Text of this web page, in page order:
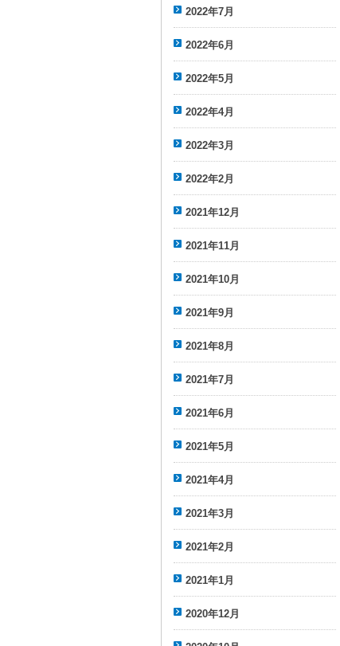
2022年7月
2022年6月
2022年5月
2022年4月
2022年3月
2022年2月
2021年12月
2021年11月
2021年10月
2021年9月
2021年8月
2021年7月
2021年6月
2021年5月
2021年4月
2021年3月
2021年2月
2021年1月
2020年12月